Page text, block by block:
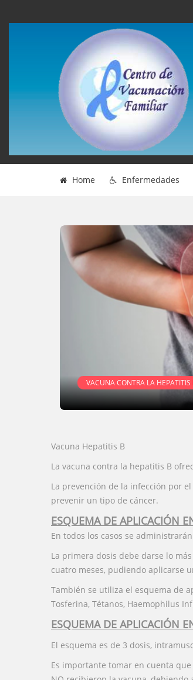
Home Enfermedades
VACUNA CONTRA LA HEPATITIS
Vacuna Hepatitis B
La vacuna contra la hepatitis B
La prevención de la infección por
prevenir un tipo de cáncer.
ESQUEMA DE APLICACIÓN
En todos los casos se
La primera dosis debe darse lo
cuatro meses, pudiendo aplicarse
También se utiliza el esquema de
Tosferina, Tétanos, Haemophilus
ESQUEMA DE APLICACIÓN
El esquema es de 3 dosis,
Es importante tomar en cuenta